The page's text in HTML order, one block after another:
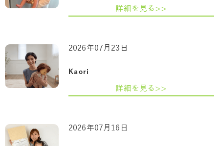
詳細を見る>>
Kaori
2026年07月23日
詳細を見る>>
2026年07月16日